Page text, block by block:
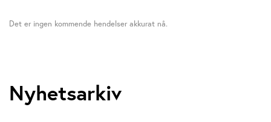
Det er ingen kommende hendelser akkurat nå.
Nyhetsarkiv